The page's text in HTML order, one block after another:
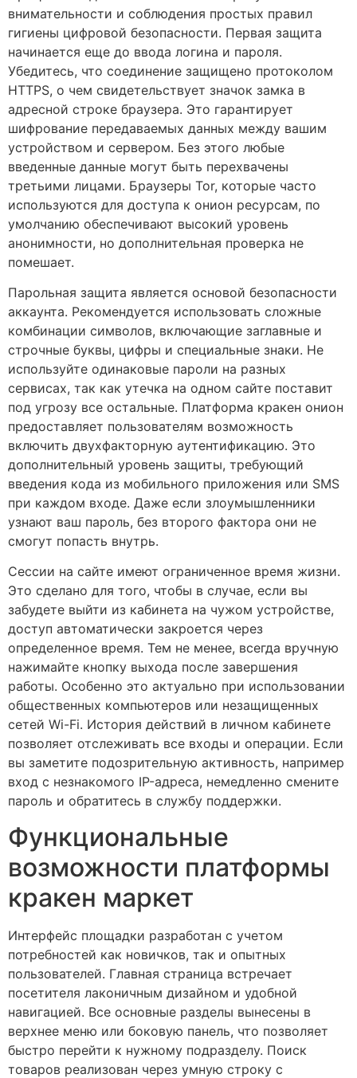
внимательности и соблюдения простых правил
гигиены цифровой безопасности. Первая защита
начинается еще до ввода логина и пароля.
Убедитесь, что соединение защищено протоколом
HTTPS, о чем свидетельствует значок замка в
адресной строке браузера. Это гарантирует
шифрование передаваемых данных между вашим
устройством и сервером. Без этого любые
введенные данные могут быть перехвачены
третьими лицами. Браузеры Tor, которые часто
используются для доступа к онион ресурсам, по
умолчанию обеспечивают высокий уровень
анонимности, но дополнительная проверка не
помешает.
Парольная защита является основой безопасности
аккаунта. Рекомендуется использовать сложные
комбинации символов, включающие заглавные и
строчные буквы, цифры и специальные знаки. Не
используйте одинаковые пароли на разных
сервисах, так как утечка на одном сайте поставит
под угрозу все остальные. Платформа кракен онион
предоставляет пользователям возможность
включить двухфакторную аутентификацию. Это
дополнительный уровень защиты, требующий
введения кода из мобильного приложения или SMS
при каждом входе. Даже если злоумышленники
узнают ваш пароль, без второго фактора они не
смогут попасть внутрь.
Сессии на сайте имеют ограниченное время жизни.
Это сделано для того, чтобы в случае, если вы
забудете выйти из кабинета на чужом устройстве,
доступ автоматически закроется через
определенное время. Тем не менее, всегда вручную
нажимайте кнопку выхода после завершения
работы. Особенно это актуально при использовании
общественных компьютеров или незащищенных
сетей Wi-Fi. История действий в личном кабинете
позволяет отслеживать все входы и операции. Если
вы заметите подозрительную активность, например
вход с незнакомого IP-адреса, немедленно смените
пароль и обратитесь в службу поддержки.
Функциональные
возможности платформы
кракен маркет
Интерфейс площадки разработан с учетом
потребностей как новичков, так и опытных
пользователей. Главная страница встречает
посетителя лаконичным дизайном и удобной
навигацией. Все основные разделы вынесены в
верхнее меню или боковую панель, что позволяет
быстро перейти к нужному подразделу. Поиск
товаров реализован через умную строку с